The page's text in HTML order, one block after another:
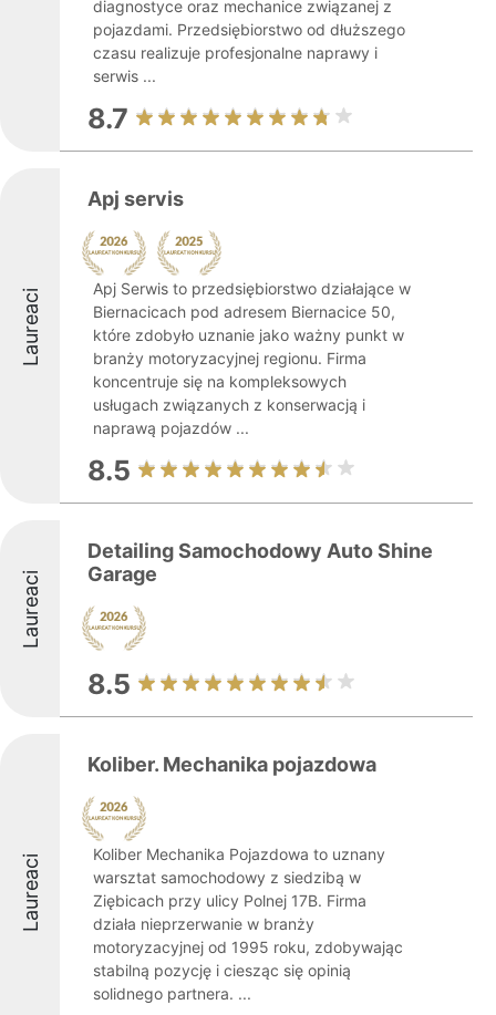
diagnostyce oraz mechanice związanej z
pojazdami. Przedsiębiorstwo od dłuższego
czasu realizuje profesjonalne naprawy i
serwis ...
8.7
Laureaci
Apj servis
Apj Serwis to przedsiębiorstwo działające w
Biernacicach pod adresem Biernacice 50,
które zdobyło uznanie jako ważny punkt w
branży motoryzacyjnej regionu. Firma
koncentruje się na kompleksowych
usługach związanych z konserwacją i
naprawą pojazdów ...
8.5
Laureaci
Detailing Samochodowy Auto Shine
Garage
8.5
Laureaci
Koliber. Mechanika pojazdowa
Koliber Mechanika Pojazdowa to uznany
warsztat samochodowy z siedzibą w
Ziębicach przy ulicy Polnej 17B. Firma
działa nieprzerwanie w branży
motoryzacyjnej od 1995 roku, zdobywając
stabilną pozycję i ciesząc się opinią
solidnego partnera. ...